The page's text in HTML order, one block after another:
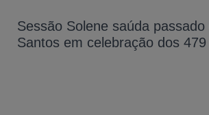
Sessão Solene saúda
Santos em celebração dos 479